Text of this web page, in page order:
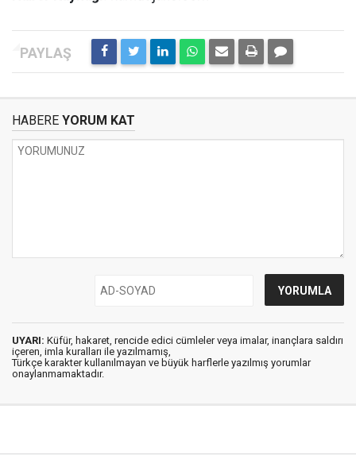
HABERE YORUM KAT
UYARI: Küfür, hakaret, rencide edici cümleler veya imalar, inançlara saldırı
içeren, imla kuralları ile yazılmamış,
Türkçe karakter kullanılmayan ve büyük harflerle yazılmış yorumlar
onaylanmamaktadır.